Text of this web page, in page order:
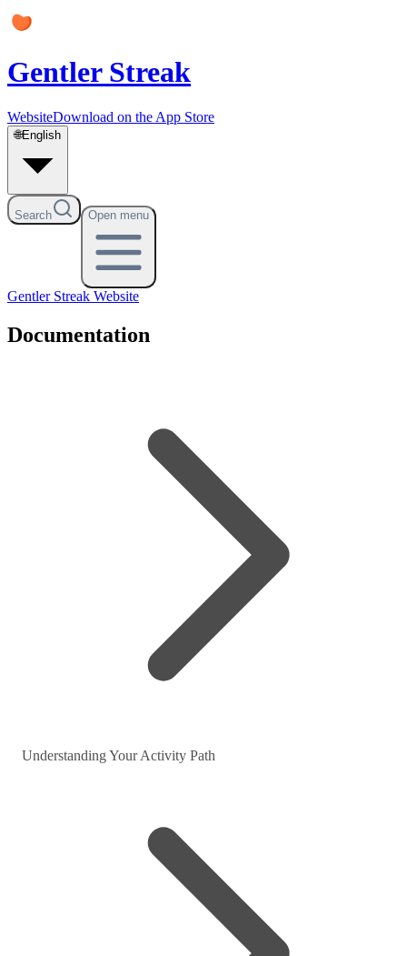
Gentler Streak
WebsiteDownload on the App Store
🌐English
Search Open menu
Gentler Streak Website
Documentation
Understanding Your Activity Path